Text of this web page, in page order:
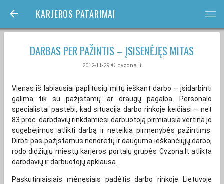
KARJEROS PATARIMAI bars
DARBAS PER PAŽINTIS – ĮSISENĖJĘS MITAS
2012-11-29 © cvzona.lt
Vienas iš labiausiai paplitusių mitų ieškant darbo – įsidarbinti
galima tik su pažįstamų ar draugų pagalba. Personalo
specialistai pastebi, kad situacija darbo rinkoje keičiasi – net
83 proc. darbdavių rinkdamiesi darbuotoją pirmiausia vertina jo
sugebėjimus atlikti darbą ir neteikia pirmenybės pažintims.
Dirbti pas pažįstamus nenorėtų ir dauguma ieškančiųjų darbo,
rodo didžiųjų miestų karjeros portalų grupės Cvzona.lt atlikta
darbdavių ir darbuotojų apklausa.
Paskutiniaisiais mėnesiais padėtis darbo rinkoje Lietuvoje